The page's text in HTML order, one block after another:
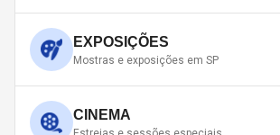
EXPOSIÇÕES
Mostras e exposições em SP
CINEMA